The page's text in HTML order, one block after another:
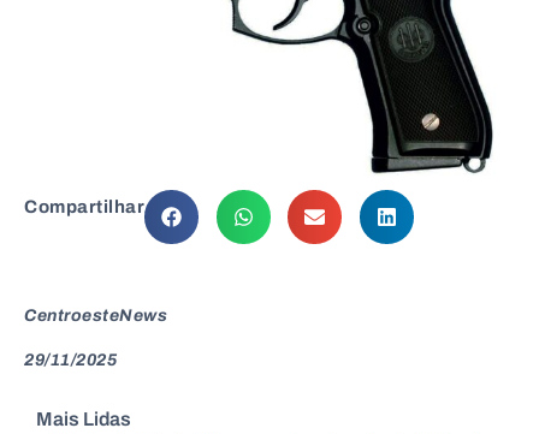
Compartilhar
CentroesteNews
29/11/2025
Mais Lidas